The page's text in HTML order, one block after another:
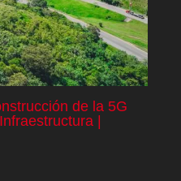
de la 5G
|